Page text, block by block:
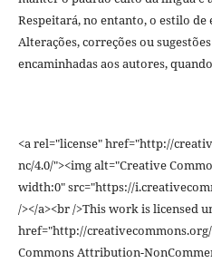
Respeitará, no entanto, o estilo de
Alterações, correções ou
encaminhadas aos autores,
<a rel="license" href="http://
nc/4.0/"><img alt="Creative
width:0" src="https://
/></a><br />This work is licensed
href="http://
Commons Attribution-